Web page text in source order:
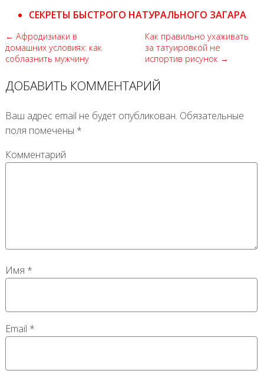
СЕКРЕТЫ БЫСТРОГО НАТУРАЛЬНОГО ЗАГАРА
← Афродизиаки в
домашних условиях: как
соблазнить мужчину
Как правильно ухаживать
за татуировкой не
испортив рисунок →
ДОБАВИТЬ КОММЕНТАРИЙ
Ваш адрес email не будет опубликован. Обязательные
поля помечены *
Комментарий
Имя *
Email *